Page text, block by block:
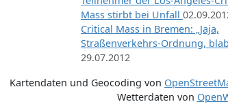
Mass stirbt bei Unfall
Critical Mass in Bremen: „Jaja,
Straßenverkehrs-Ordnung,
29.07.2012
Kartendaten und Geocoding von
Wetterdaten von